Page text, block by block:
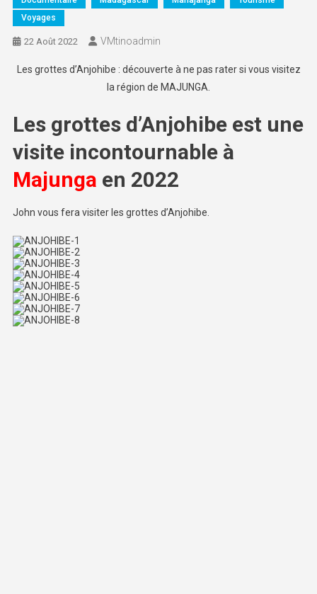
Voyages
22 Août 2022 VMtinoadmin
Les grottes d’Anjohibe : découverte à ne pas rater si vous visitez
la région de MAJUNGA.
Les grottes d’Anjohibe est une
visite incontournable à
Majunga en 2022
John vous fera visiter les grottes d’Anjohibe.